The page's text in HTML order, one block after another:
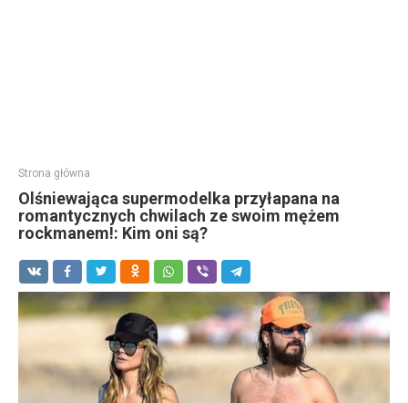
Strona główna
Olśniewająca supermodelka przyłapana na
romantycznych chwilach ze swoim mężem
rockmanem!: Kim oni są?